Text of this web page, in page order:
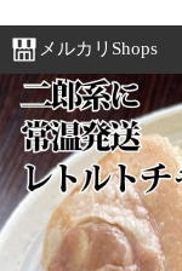
メルカリShops